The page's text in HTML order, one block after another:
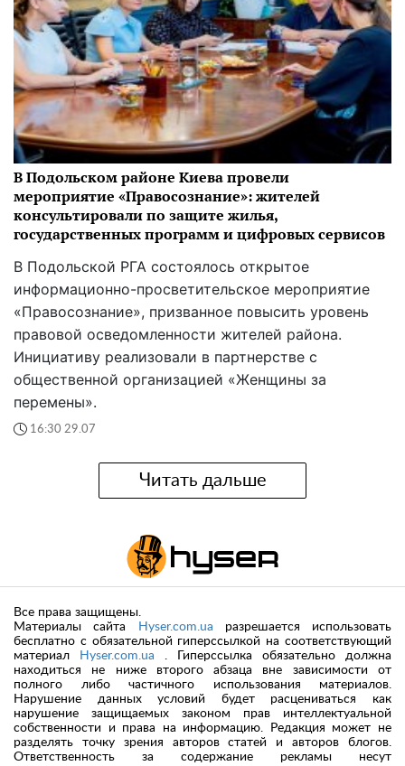
В Подольском районе Киева провели
мероприятие «Правосознание»: жителей
консультировали по защите жилья,
государственных программ и цифровых сервисов
В Подольской РГА состоялось открытое
информационно-просветительское мероприятие
«Правосознание», призванное повысить уровень
правовой осведомленности жителей района.
Инициативу реализовали в партнерстве с
общественной организацией «Женщины за
перемены».
16:30 29.07
Читать дальше
Все права защищены.
Материалы сайта
Hyser.com.ua разрешается использовать
бесплатно с обязательной гиперссылкой на соответствующий
материал
Hyser.com.ua . Гиперссылка обязательно должна
находиться не ниже второго абзаца вне зависимости от
полного либо частичного использования материалов.
Нарушение данных условий будет расцениваться как
нарушение защищаемых законом прав интеллектуальной
собственности и права на информацию. Редакция может не
разделять точку зрения авторов статей и авторов блогов.
Ответственность за содержание рекламы несут